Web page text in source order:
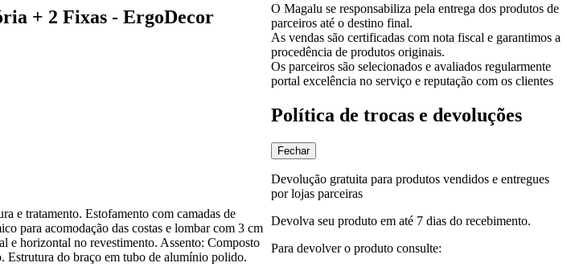
+ 2 Fixas - ErgoDecor
O Magalu se responsabiliza pela entrega dos produtos de
parceiros até o destino final.
As vendas são certificadas com nota fiscal e garantimos a
procedência de produtos originais.
Os parceiros são selecionados e avaliados regularmente
portal excelência no serviço e reputação com os clientes
Política de trocas e devoluções
Fechar
Devolução gratuita para produtos vendidos e entregues
por lojas parceiras
Devolva seu produto em até 7 dias do recebimento.
Para devolver o produto consulte:
e tratamento. Estofamento com camadas de
para acomodação das costas e lombar com 3 cm
e horizontal no revestimento. Assento: Composto
Estrutura do braço em tubo de alumínio polido.